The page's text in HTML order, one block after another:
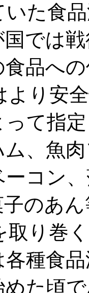
いた食
では
品へ
より安
って指
、魚
ーコン
のあ
取り巻
種食
めた頃